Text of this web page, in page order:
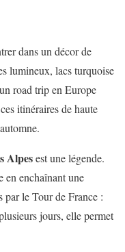
dans un décor de
lumineux, lacs turquoise
road trip en Europe
itinéraires de haute
Alpesest une légende.
en enchaînant une
par le Tour de France :
jours, elle permet